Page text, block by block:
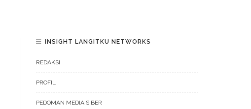
INSIGHT LANGITKU NETWORKS
REDAKSI
PROFIL
PEDOMAN MEDIA SIBER